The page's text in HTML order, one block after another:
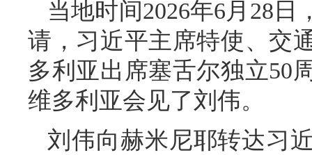
当地时间2026年6月28
请，习近平主席特使、交
多利亚出席塞舌尔独立50
维多利亚会见了刘伟。
刘伟向赫米尼耶转达习